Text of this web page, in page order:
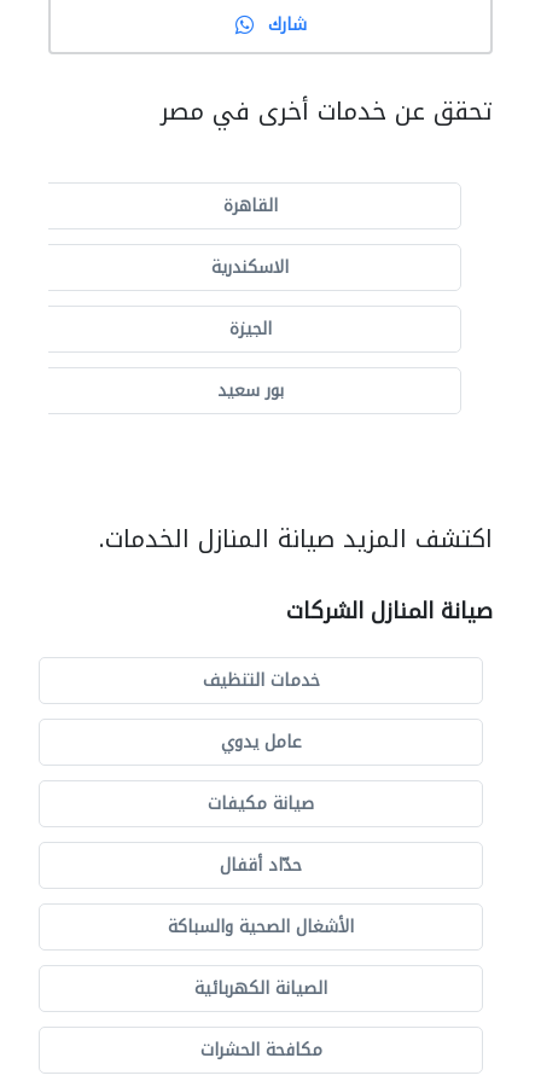
شارك
تحقق عن خدمات أخرى في مصر
القاهرة
الاسكندرية
الجيزة
بور سعيد
اكتشف المزيد صيانة المنازل الخدمات.
صيانة المنازل الشركات
خدمات التنظيف
عامل يدوي
صيانة مكيفات
حدّاد أقفال
الأشغال الصحية والسباكة
الصيانة الكهربائية
مكافحة الحشرات